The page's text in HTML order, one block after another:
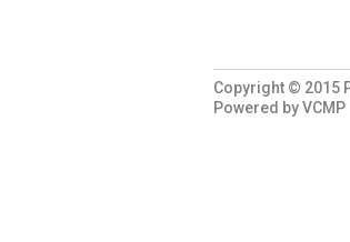
Copyright © 2015
Powered byVCMP